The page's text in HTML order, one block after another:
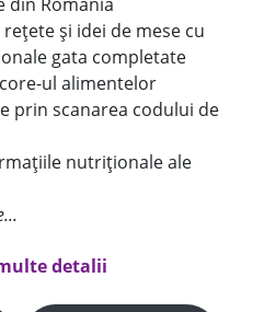
și idei de mese cu
gata completate
ul alimentelor
prin scanarea codului de
nutriționale ale
detalii